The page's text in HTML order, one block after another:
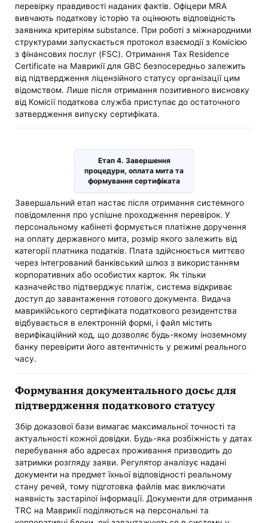
перевірку правдивості наданих фактів. Офіцери MRA
вивчають податкову історію та оцінюють відповідність
заявника критеріям substance. При роботі з міжнародними
структурами запускається протокол взаємодії з Комісією
з фінансових послуг (FSC). Отримання Tax Residence
Certificate на Маврикії для GBC безпосередньо залежить
від підтвердження ліцензійного статусу організації цим
відомством. Лише після отримання позитивного висновку
від Комісії податкова служба приступає до остаточного
затвердження випуску сертифіката.
Етап 4. Завершення
процедури, оплата мита та
формування сертифіката
Завершальний етап настає після отримання системного
повідомлення про успішне проходження перевірок. У
персональному кабінеті формується платіжне доручення
на оплату державного мита, розмір якого залежить від
категорії платника податків. Плата здійснюється миттєво
через інтегрований банківський шлюз з використанням
корпоративних або особистих карток. Як тільки
казначейство підтверджує платіж, система відкриває
доступ до завантаження готового документа. Видача
маврикійського сертифіката податкового резидентства
відбувається в електронній формі, і файл містить
верифікаційний код, що дозволяє будь-якому іноземному
банку перевірити його автентичність у режимі реального
часу.
Формування документального досьє для
підтвердження податкового статусу
Збір доказової бази вимагає максимальної точності та
актуальності кожної довідки. Будь-яка розбіжність у датах
перебування або адресах проживання призводить до
затримки розгляду заяви. Регулятор аналізує надані
документи на предмет їхньої відповідності реальному
стану речей, тому підготовка файлів має виключати
наявність застарілої інформації. Документи для отримання
TRC на Маврикії поділяються на персональні та